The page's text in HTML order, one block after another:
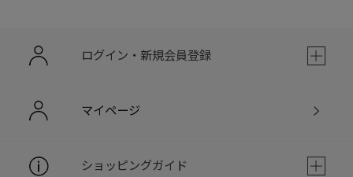
ログイン・新規会員登録
マイページ
ショッピングガイド